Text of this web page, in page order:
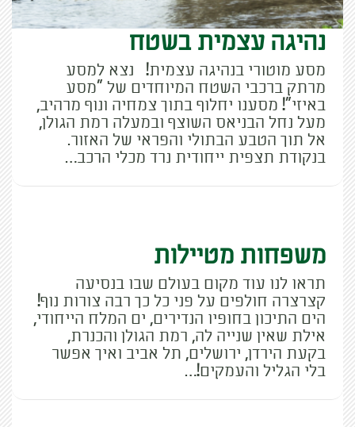
נהיגה עצמית בשטח
מסע מוטורי בנהיגה עצמית! נצא למסע
מרתק ברכבי השטח המיוחדים של "מסע
באיזי"! מסענו יחלוף בתוך צמחיה ונוף מרהיב,
מעל נחל הבניאס השוצף ובמעלה רמת הגולן,
אל תוך הטבע הבתולי והפראי של האזור.
בנקודת תצפית ייחודית נרד מכלי הרכב…
משפחות מטיילות
תראו לנו עוד מקום בעולם שבו בנסיעה
קצרצרה חולפים על פני כל כך רבה צורות נוף!
הים התיכון בחופיו הנדירים, ים המלח הייחודי,
אילת שאין שנייה לה, רמת הגולן והכנרת,
בקעת הירדן, ירושלים, תל אביב ואיך אפשר
בלי הגליל והעמקים!…